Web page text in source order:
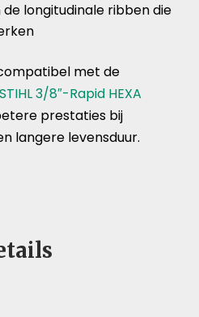
longitudinale ribben die
met de
STIHL 3/8″-Rapid HEXA
prestaties bij
langere levensduur.